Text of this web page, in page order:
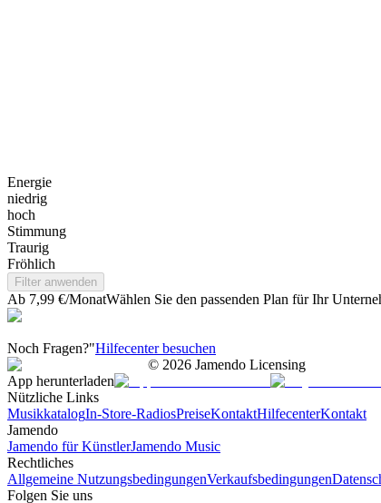
Energie
niedrig
hoch
Stimmung
Traurig
Fröhlich
Filter anwenden
Ab 7,99 €/MonatWählen Sie den passenden Plan für Ihr
Noch Fragen?"Hilfecenter besuchen
© 2026 Jamendo Licensing
App herunterladen
Nützliche Links
MusikkatalogIn-Store-RadiosPreiseKontaktHilfecenterKontakt
Jamendo
Jamendo für KünstlerJamendo Music
Rechtliches
Allgemeine NutzungsbedingungenVerkaufsbedingungen
Folgen Sie uns